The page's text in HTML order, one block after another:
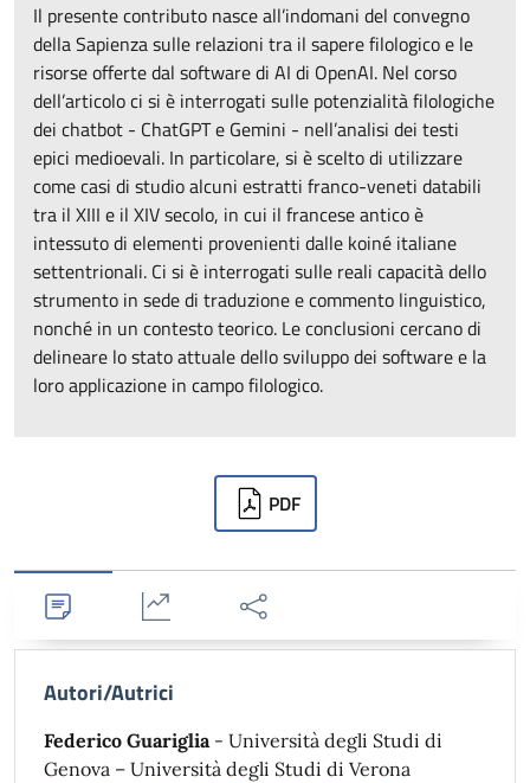
Il presente contributo nasce all’indomani del convegno
della Sapienza sulle relazioni tra il sapere filologico e le
risorse offerte dal software di AI di OpenAI. Nel corso
dell’articolo ci si è interrogati sulle potenzialità filologiche
dei chatbot - ChatGPT e Gemini - nell’analisi dei testi
epici medioevali. In particolare, si è scelto di utilizzare
come casi di studio alcuni estratti franco-veneti databili
tra il XIII e il XIV secolo, in cui il francese antico è
intessuto di elementi provenienti dalle koiné italiane
settentrionali. Ci si è interrogati sulle reali capacità dello
strumento in sede di traduzione e commento linguistico,
nonché in un contesto teorico. Le conclusioni cercano di
delineare lo stato attuale dello sviluppo dei software e la
loro applicazione in campo filologico.
PDF
Dettagli Statistiche Condividi
Autori/Autrici
Federico Guariglia - Università degli Studi di
Genova – Università degli Studi di Verona